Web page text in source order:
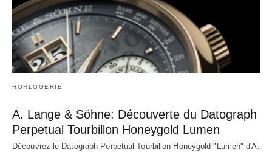
HORLOGERIE
A. Lange & Söhne: Découverte du Datograph
Perpetual Tourbillon Honeygold Lumen
Découvrez le Datograph Perpetual Tourbillon Honeygold "Lumen" d'A.